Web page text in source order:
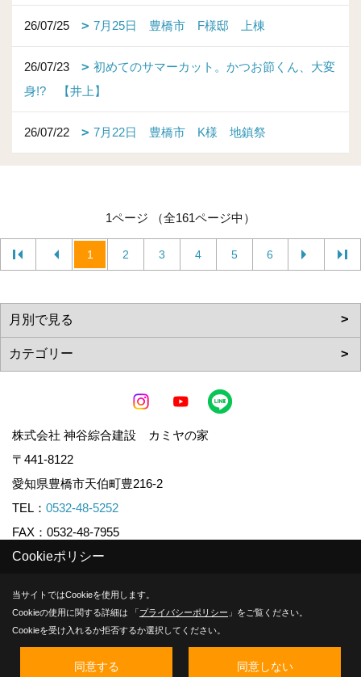
26/07/25 7月25日 豊橋市 F様邸 上棟
26/07/23
初めてのサマーカット。かつお節くん、大変
身!? 【井上】
26/07/22 7月22日 豊橋市 K様 地鎮祭
1ページ （全161ページ中）
1 2 3 4 5 6
株式会社 神谷綜合建設 カミヤの家
〒441-8122
愛知県豊橋市天伯町豊216-2
TEL： 0532-48-5252
FAX：0532-48-7955
Copyright (c) KAMIYA CO.,LTD. All Rights Reserved.
Produced byゴデスクリエイト
Cookieポリシー
当サイトではCookieを使用します。
Cookieの使用に関する詳細は 「プライバシーポリシー 」をご覧ください。
Cookieを受け入れるか拒否するか選択してください。
同意する 同意しない